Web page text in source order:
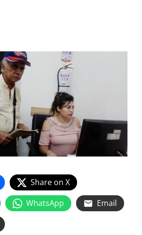
Share on X
WhatsApp
Email